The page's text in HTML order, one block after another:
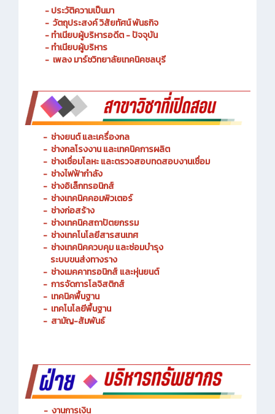
- ประวัติความเป็นมา
- วัตถุประสงค์ วิสัยทัศน์ พันธกิจ
- ทำเนียบผู้บริหารอดีต - ปัจจุบัน
- ทำเนียบผู้บริหาร
- เพลง มาร์ชวิทยาลัยเทคนิคชลบุรี
- ช่างยนต์ และเครื่องกล
- ช่างกลโรงงาน และเทคนิคการผลิต
- ช่างเชื่อมโลหะ และตรวจสอบทดสอบงานเชื่อม
- ช่างไฟฟ้ากำลัง
- ช่างอิเล็กทรอนิกส์
- ช่างเทคนิคคอมพิวเตอร์
- ช่างก่อสร้าง
- ช่างเทคนิคสถาปัตยกรรม
- ช่างเทคโนโลยีสารสนเทศ
- ช่างเทคนิคควบคุม และซ่อมบำรุง
ระบบขนส่งทางราง
- ช่างเมคคาทรอนิกส์ และหุ่นยนต์
- การจัดการโลจิสติกส์
- เทคนิคพื้นฐาน
- เทคโนโลยีพื้นฐาน
- สามัญ-สัมพันธ์
- งานการเงิน